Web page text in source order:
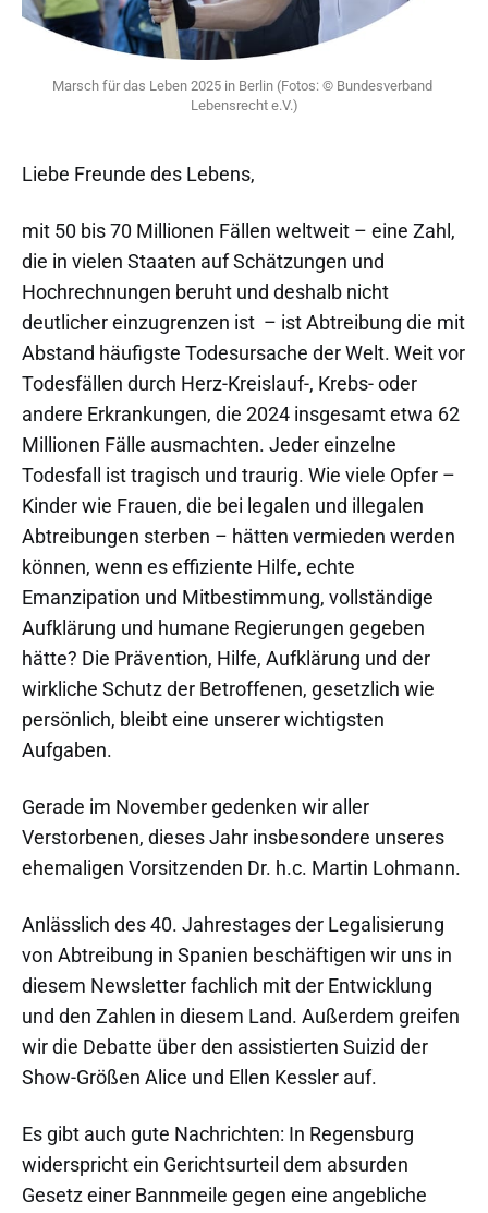
Marsch für das Leben 2025 in Berlin (Fotos: © Bundesverband
Lebensrecht e.V.)
Liebe Freunde des Lebens,
mit 50 bis 70 Millionen Fällen weltweit – eine Zahl,
die in vielen Staaten auf Schätzungen und
Hochrechnungen beruht und deshalb nicht
deutlicher einzugrenzen ist – ist Abtreibung die mit
Abstand häufigste Todesursache der Welt. Weit vor
Todesfällen durch Herz-Kreislauf-, Krebs- oder
andere Erkrankungen, die 2024 insgesamt etwa 62
Millionen Fälle ausmachten. Jeder einzelne
Todesfall ist tragisch und traurig. Wie viele Opfer –
Kinder wie Frauen, die bei legalen und illegalen
Abtreibungen sterben – hätten vermieden werden
können, wenn es effiziente Hilfe, echte
Emanzipation und Mitbestimmung, vollständige
Aufklärung und humane Regierungen gegeben
hätte? Die Prävention, Hilfe, Aufklärung und der
wirkliche Schutz der Betroffenen, gesetzlich wie
persönlich, bleibt eine unserer wichtigsten
Aufgaben.
Gerade im November gedenken wir aller
Verstorbenen, dieses Jahr insbesondere unseres
ehemaligen Vorsitzenden Dr. h.c. Martin Lohmann.
Anlässlich des 40. Jahrestages der Legalisierung
von Abtreibung in Spanien beschäftigen wir uns in
diesem Newsletter fachlich mit der Entwicklung
und den Zahlen in diesem Land. Außerdem greifen
wir die Debatte über den assistierten Suizid der
Show-Größen Alice und Ellen Kessler auf.
Es gibt auch gute Nachrichten: In Regensburg
widerspricht ein Gerichtsurteil dem absurden
Gesetz einer Bannmeile gegen eine angebliche